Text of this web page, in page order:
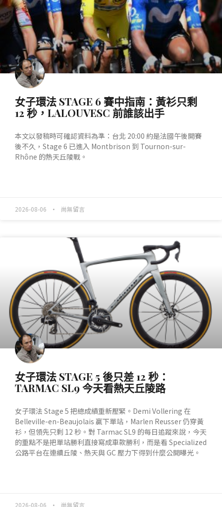
女子環法 STAGE 6 賽中指南：黃衫只剩
12 秒，LALOUVESC 前誰該出手
本文以發稿時可確認資料為準：台北 20:00 約是法國午後開賽
後不久，Stage 6 已進入 Montbrison 到 Tournon-sur-
Rhône 的熱天丘陵戰。
2026-08-06 尚無留言
女子環法 STAGE 5 後只差 12 秒：
TARMAC SL9 今天看熱天丘陵路
女子環法 Stage 5 把總成績重新壓緊。Demi Vollering 在
Belleville-en-Beaujolais 贏下單站，Marlen Reusser 仍穿黃
衫，但領先只剩 12 秒。對 Tarmac SL9 的每日追蹤來說，今天
的重點不是把單站勝利直接寫成車款勝利，而是看 Specialized
公路平台在連續丘陵、熱天與 GC 壓力下得到什麼公開曝光。
2026-08-06 尚無留言